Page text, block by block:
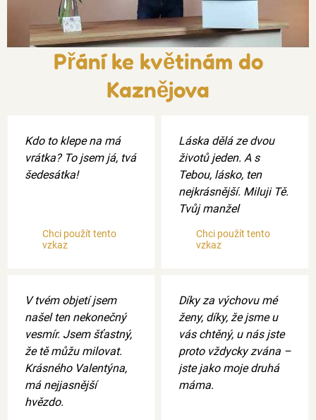
Přání ke květinám do
Kaznějova
Kdo to klepe na má
vrátka? To jsem já, tvá
šedesátka!
Chci použít tento
vzkaz
Láska dělá ze dvou
životů jeden. A s
Tebou, lásko, ten
nejkrásnější. Miluji Tě.
Tvůj manžel
Chci použít tento
vzkaz
V tvém objetí jsem
našel ten nekonečný
vesmír. Jsem šťastný,
že tě můžu milovat.
Krásného Valentýna,
má nejjasnější
hvězdo.
Díky za výchovu mé
ženy, díky, že jsme u
vás chtěný, u nás jste
proto vždycky zvána –
jste jako moje druhá
máma.